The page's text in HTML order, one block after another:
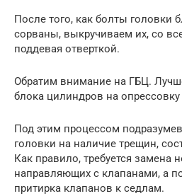
После того, как болты головки
сорваны, выкручиваем их, со
поддевая отверткой.
Обратим внимание на ГБЦ.
блока цилиндров на опрессовку
Под этим процессом
головки на наличие трещин,
Как правило, требуется замена
направляющих с клапанами, а
притирка клапанов к седлам.